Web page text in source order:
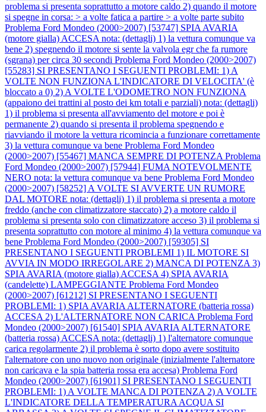
problema si presenta soprattutto a motore caldo 2) quando il motore
si spegne in corsa: > a volte fatica a partire > a volte parte subito
Problema Ford Mondeo (2000>2007) [53747] SPIA AVARIA
(motore gialla) ACCESA nota: (dettagli) 1) la vettura comunque va
bene 2) spegnendo il motore si sente la valvola egr che fa rumore
(sgrana) per circa 30 secondi Problema Ford Mondeo (2000>2007)
[55283] SI PRESENTANO I SEGUENTI PROBLEMI: 1) A
VOLTE NON FUNZIONA L'INDICATORE DI VELOCITA' (è
bloccato a 0) 2) A VOLTE L'ODOMETRO NON FUNZIONA
(appaiono dei trattini al posto dei km totali e parziali) nota: (dettagli)
1) il problema si presenta all'avviamento del motore e poi è
permanente 2) quando si presenta il problema spegnendo e
riavviando il motore la vettura ricomincia a funzionare correttamente
3) la vettura comunque va bene Problema Ford Mondeo
(2000>2007) [55467] MANCA SEMPRE DI POTENZA Problema
Ford Mondeo (2000>2007) [57944] FUMA NOTEVOLMENTE
NERO nota: la vettura comunque va bene Problema Ford Mondeo
(2000>2007) [58252] A VOLTE SI AVVERTE UN RUMORE
DAL MOTORE nota: (dettagli) 1) il problema si presenta a motore
freddo (anche con climatizzatore staccato) 2) a motore caldo il
problema si presenta solo con climatizzatore acceso 3) il problema si
presenta soprattutto con motore al minimo 4) la vettura comunque va
bene Problema Ford Mondeo (2000>2007) [59305] SI
PRESENTANO I SEGUENTI PROBLEMI 1) IL MOTORE SI
AVVIA IN MODO IRREGOLARE 2) MANCA DI POTENZA 3)
SPIA AVARIA (motore gialla) ACCESA 4) SPIA AVARIA
(candelette) LAMPEGGIANTE Problema Ford Mondeo
(2000>2007) [61212] SI PRESENTANO I SEGUENTI
PROBLEMI: 1) SPIA AVARIA ALTERNATORE (batteria rossa)
ACCESA 2) L'ALTERNATORE NON CARICA Problema Ford
Mondeo (2000>2007) [61540] SPIA AVARIA ALTERNATORE
(batteria rossa) ACCESA nota: (dettagli) 1) l'alternatore comunque
carica regolarmente 2) il problema è sorto dopo avere sostituito
l'alternatore con uno nuovo non originale (inizialmente l'alternatore
non caricava e la spia batteria rossa era accesa) Problema Ford
Mondeo (2000>2007) [61901] SI PRESENTANO I SEGUENTI
PROBLEMI: 1) A VOLTE MANCA DI POTENZA 2) A VOLTE
L'INDICATORE DELLA TEMPERATURA ACQUA SI